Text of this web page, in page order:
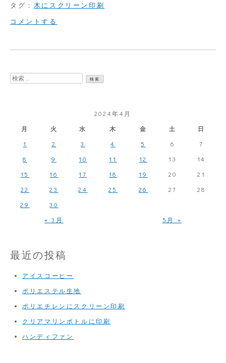
タグ： 木にスクリーン印刷
コメントする
材
ス
検
2024年4月
月
火 水 木 金 土 日
« 3月 5月 »
1 2 3 4 5 6
7
8
9 10 11 12 13
14
15
16 17 18 19 20
21
22
23 24 25 26 27
28
29
30
最近の投稿
アイスコーヒー
ポリエステル生地
ポリエチレンにスクリーン印刷
クリアマリンボトルに印刷
ハンディファン